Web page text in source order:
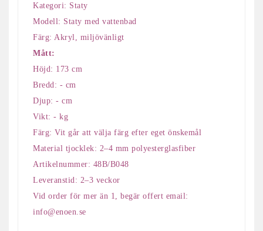
Kategori: Staty
Modell: Staty med vattenbad
Färg: Akryl, miljövänligt
Mått:
Höjd: 173 cm
Bredd: - cm
Djup: - cm
Vikt: - kg
Färg: Vit går att välja färg efter eget önskemål
Material tjocklek: 2–4 mm polyesterglasfiber
Artikelnummer: 48B/B048
Leveranstid: 2–3 veckor
Vid order för mer än 1, begär offert email:
info@enoen.se